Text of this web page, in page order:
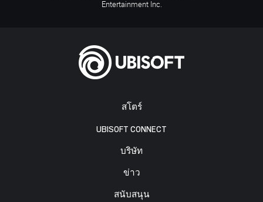
สโตร์
UBISOFT CONNECT
บริษัท
ข่าว
สนับสนุน
Entertainment Inc.